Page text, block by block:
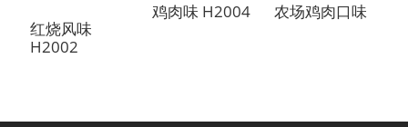
红烧风味
H2002
鸡肉味 H2004
农场鸡肉口味